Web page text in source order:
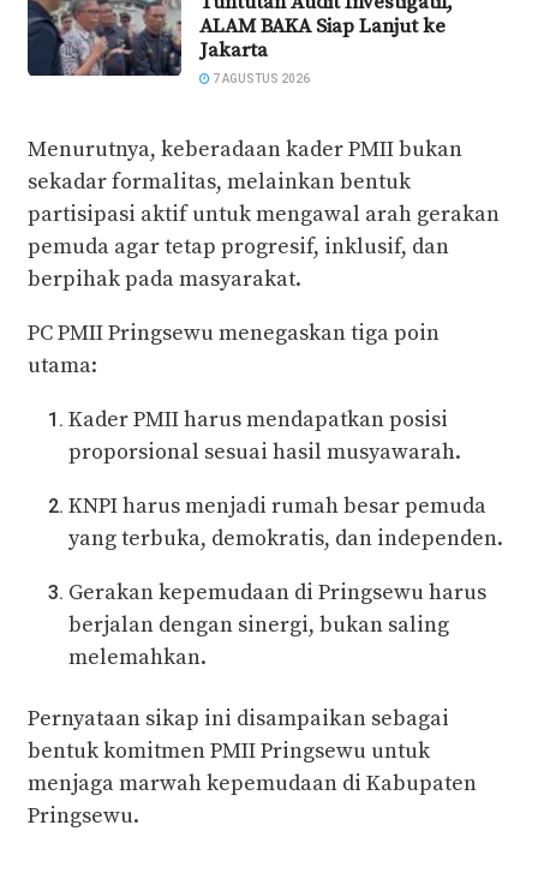
ALAM BAKA Siap Lanjut ke
Jakarta
7 AGUSTUS 2026
Menurutnya, keberadaan kader PMII bukan
sekadar formalitas, melainkan bentuk
partisipasi aktif untuk mengawal arah gerakan
pemuda agar tetap progresif, inklusif, dan
berpihak pada masyarakat.
PC PMII Pringsewu menegaskan tiga poin
utama:
Kader PMII harus mendapatkan posisi
proporsional sesuai hasil musyawarah.
KNPI harus menjadi rumah besar pemuda
yang terbuka, demokratis, dan independen.
Gerakan kepemudaan di Pringsewu harus
berjalan dengan sinergi, bukan saling
melemahkan.
Pernyataan sikap ini disampaikan sebagai
bentuk komitmen PMII Pringsewu untuk
menjaga marwah kepemudaan di Kabupaten
Pringsewu.